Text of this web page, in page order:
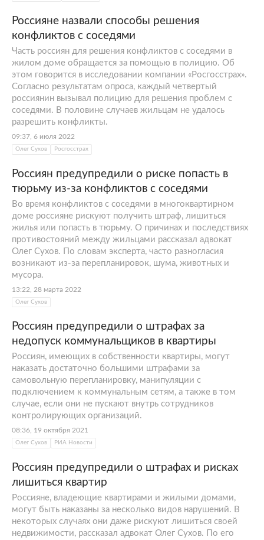
Россияне назвали способы решения
конфликтов с соседями
Часть россиян для решения конфликтов с соседями в
жилом доме обращается за помощью в полицию. Об
этом говорится в исследовании компании «Росгосстрах».
Согласно результатам опроса, каждый четвертый
россиянин вызывал полицию для решения проблем с
соседями. В половине случаев жильцам не удалось
разрешить конфликты.
09:37, 6 июля 2022
Олег Сухов Росгосстрах
Россиян предупредили о риске попасть в
тюрьму из-за конфликтов с соседями
Во время конфликтов с соседями в многоквартирном
доме россияне рискуют получить штраф, лишиться
жилья или попасть в тюрьму. О причинах и последствиях
противостояний между жильцами рассказал адвокат
Олег Сухов. По словам эксперта, часто разногласия
возникают из-за перепланировок, шума, животных и
мусора.
13:22, 28 марта 2022
Олег Сухов
Россиян предупредили о штрафах за
недопуск коммунальщиков в квартиры
Россиян, имеющих в собственности квартиры, могут
наказать достаточно большими штрафами за
самовольную перепланировку, манипуляции с
подключением к коммунальным сетям, а также в том
случае, если они не пускают внутрь сотрудников
контролирующих организаций.
08:36, 19 октября 2021
Олег Сухов РИА Новости
Россиян предупредили о штрафах и рисках
лишиться квартир
Россияне, владеющие квартирами и жилыми домами,
могут быть наказаны за несколько видов нарушений. В
некоторых случаях они даже рискуют лишиться своей
недвижимости, рассказал адвокат Олег Сухов. По его